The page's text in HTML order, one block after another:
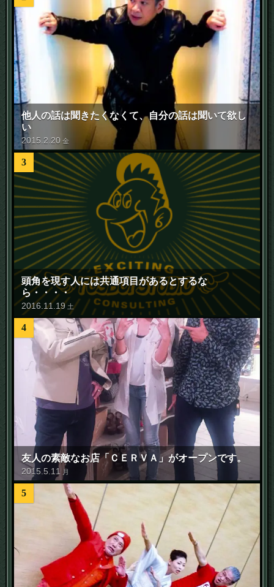
他人の話は聞きたくなくて、自分の話は聞いて欲し
い
2015 2 20 金
3
頭角を現す人には共通項目があるとするな
ら・・・・
2016 11 19 土
4
友人の素敵なお店「ＣＥＲＶＡ」がオープンです。
2015 5 11 月
5